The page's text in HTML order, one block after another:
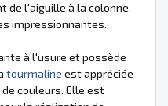
de l'aiguille à la colonne,
impressionnantes.
à l'usure et possède
tourmaline est appréciée
couleurs. Elle est